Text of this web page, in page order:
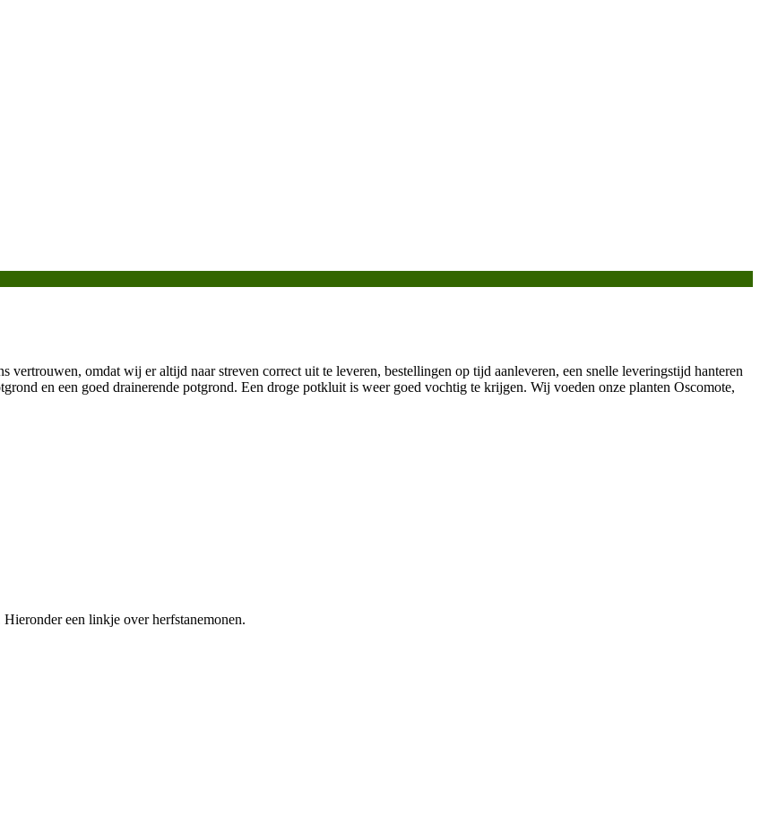
omdat wij er altijd naar streven correct uit te leveren, bestellingen op tijd aanleveren, een snelle leveringstijd hanteren
en een goed drainerende potgrond. Een droge potkluit is weer goed vochtig te krijgen. Wij voeden onze planten Oscomote,
een linkje over herfstanemonen.